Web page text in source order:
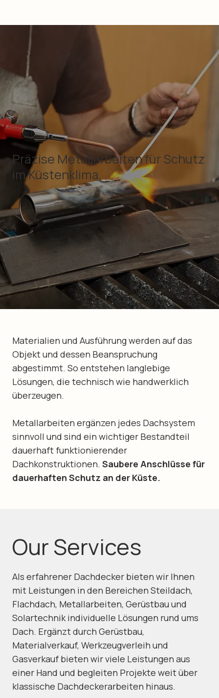
Präzise Metallarbeiten für Schutz
im Küstenklima.
Materialien und Ausführung werden auf das
Objekt und dessen Beanspruchung
abgestimmt. So entstehen langlebige
Lösungen, die technisch wie handwerklich
überzeugen.
Metallarbeiten ergänzen jedes Dachsystem
sinnvoll und sind ein wichtiger Bestandteil
dauerhaft funktionierender
Dachkonstruktionen. Saubere Anschlüsse für
dauerhaften Schutz an der Küste.
Our Services
Als erfahrener Dachdecker bieten wir Ihnen
mit Leistungen in den Bereichen Steildach,
Flachdach, Metallarbeiten, Gerüstbau und
Solartechnik individuelle Lösungen rund ums
Dach. Ergänzt durch Gerüstbau,
Materialverkauf, Werkzeugverleih und
Gasverkauf bieten wir viele Leistungen aus
einer Hand und begleiten Projekte weit über
klassische Dachdeckerarbeiten hinaus.